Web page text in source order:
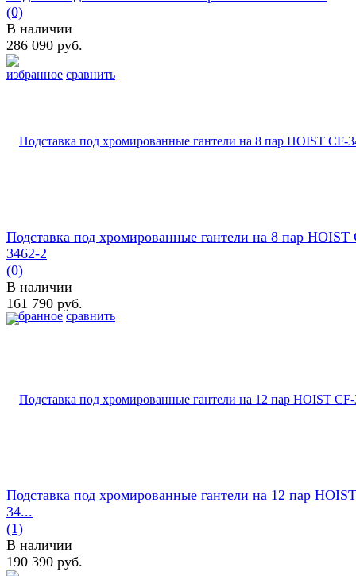
избранное сравнить
(0)
В наличии
286 090 руб.
избранное сравнить
Подставка под хромированные гантели на 8 пар HOIST
3462-2
(0)
В наличии
161 790 руб.
Подставка под хромированные гантели на 12 пар
34...
(1)
В наличии
190 390 руб.